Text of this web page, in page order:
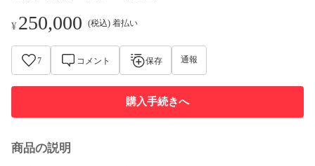
¥250,000 (税込) 着払い
7 コメント 保存 通報
購入手続きへ
商品の説明